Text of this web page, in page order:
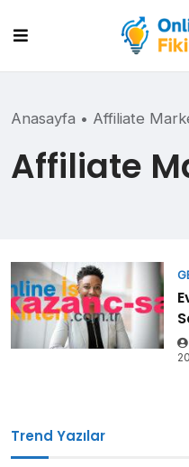
content
Anasayfa • Affiliate
Affiliate
Trend Yazılar